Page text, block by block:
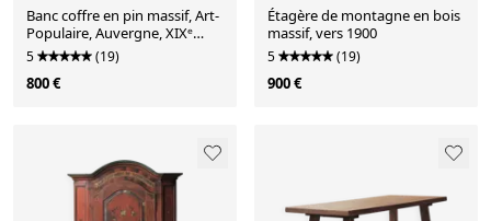
Banc coffre en pin massif, Art-
Populaire, Auvergne, XIXᵉ
siècle
5 (19)
800 €
Étagère de montagne en bois
massif, vers 1900
5 (19)
900 €